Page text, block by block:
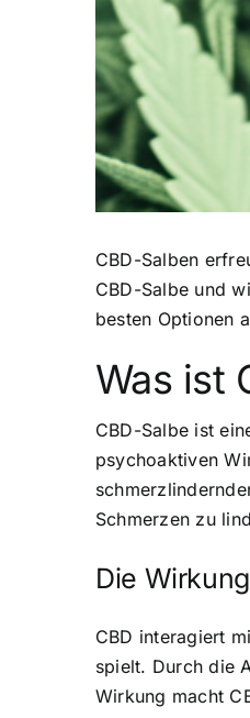
CBD-Salben
CBD-Salbe und
besten Optionen
Was ist
CBD-Salbe ist
psychoaktiven
Schmerzen zu
Die
CBD interagiert
spielt. Durch die
Wirkung macht